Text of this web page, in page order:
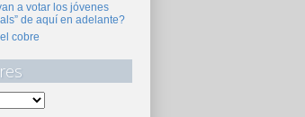
a votar los jóvenes
de aquí en adelante?
cobre